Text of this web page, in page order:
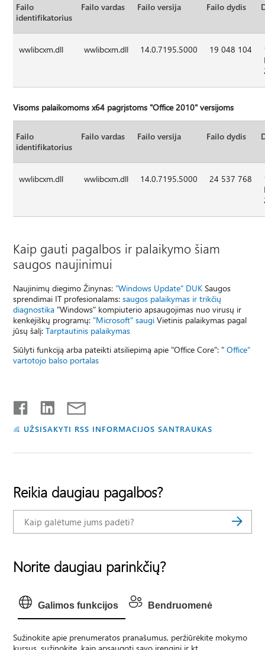
Failo
identifikatorius
Failo vardas Failo versija Failo dydis
wwlibcxm.dll wwlibcxm.dll 14.0.7195.5000 19 048 104
Visoms palaikomoms x64 pagrįstoms "Office 2010" versijoms
Failo
identifikatorius
Failo vardas Failo versija Failo dydis
wwlibcxm.dll wwlibcxm.dll 14.0.7195.5000 24 537 768
Kaip gauti pagalbos ir palaikymo šiam
saugos naujinimui
Naujinimų diegimo Žinynas: "Windows Update" DUK Saugos
sprendimai IT profesionalams:saugos palaikymas ir trikčių
diagnostika "Windows" kompiuterio apsaugojimas nuo virusų ir
kenkėjiškų programų: "Microsoft" saugi Vietinis palaikymas pagal
jūsų šalį:Tarptautinis palaikymas
Siūlyti funkciją arba pateikti atsiliepimą apie "Office Core": "Office"
vartotojo balso portalas
UŽSISAKYTI RSS INFORMACIJOS SANTRAUKAS
Reikia daugiau pagalbos?
Norite daugiau parinkčių?
Galimos funkcijos Bendruomenė
Sužinokite apie prenumeratos pranašumus, peržiūrėkite mokymo